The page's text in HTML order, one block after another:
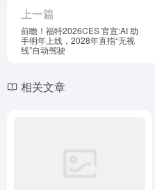
上一篇
前瞻！福特2026CES 官宣:AI 助
手明年上线，2028年直指“无视
线”自动驾驶
相关文章